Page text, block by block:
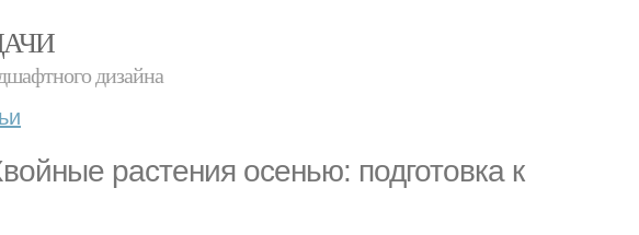
дизайна
растения осенью: подготовка к